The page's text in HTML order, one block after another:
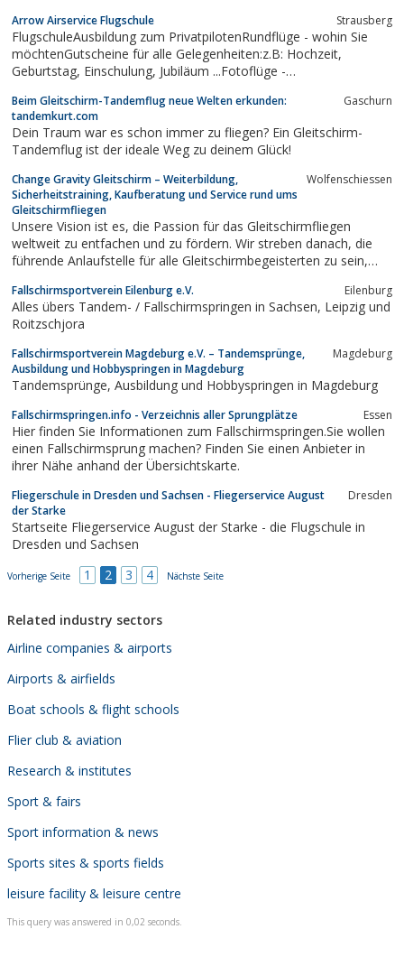
Arrow Airservice Flugschule Strausberg
FlugschuleAusbildung zum PrivatpilotenRundflüge - wohin Sie
möchtenGutscheine für alle Gelegenheiten:z.B: Hochzeit,
Geburtstag, Einschulung, Jubiläum ...Fotoflüge -
Barth /a.d.Ostsee
Beim Gleitschirm-Tandemflug neue Welten erkunden:
tandemkurt.com
Gaschurn
Dein Traum war es schon immer zu fliegen? Ein Gleitschirm-
Tandemflug ist der ideale Weg zu deinem Glück!
Change Gravity Gleitschirm – Weiterbildung,
Sicherheitstraining, Kaufberatung und Service rund ums
Gleitschirmfliegen
Wolfenschiessen
Unsere Vision ist es, die Passion für das Gleitschirmfliegen
weltweit zu entfachen und zu fördern. Wir streben danach, die
führende Anlaufstelle für alle Gleitschirmbegeisterten zu sein,
Fallschirmsportverein Eilenburg e.V. Eilenburg
Alles übers Tandem- / Fallschirmspringen in Sachsen, Leipzig und
Roitzschjora
Fallschirmsportverein Magdeburg e.V. – Tandemsprünge,
Ausbildung und Hobbyspringen in Magdeburg
Magdeburg
Tandemsprünge, Ausbildung und Hobbyspringen in Magdeburg
Fallschirmspringen.info - Verzeichnis aller Sprungplätze Essen
Hier finden Sie Informationen zum Fallschirmspringen.Sie wollen
einen Fallschirmsprung machen? Finden Sie einen Anbieter in
ihrer Nähe anhand der Übersichtskarte.
Fliegerschule in Dresden und Sachsen - Fliegerservice August
der Starke
Dresden
Startseite Fliegerservice August der Starke - die Flugschule in
Dresden und Sachsen
Vorherige Seite 1 2 3 4 Nächste Seite
Related industry sectors
Airline companies & airports
Airports & airfields
Boat schools & flight schools
Flier club & aviation
Research & institutes
Sport & fairs
Sport information & news
Sports sites & sports fields
leisure facility & leisure centre
This query was answered in 0,02 seconds.